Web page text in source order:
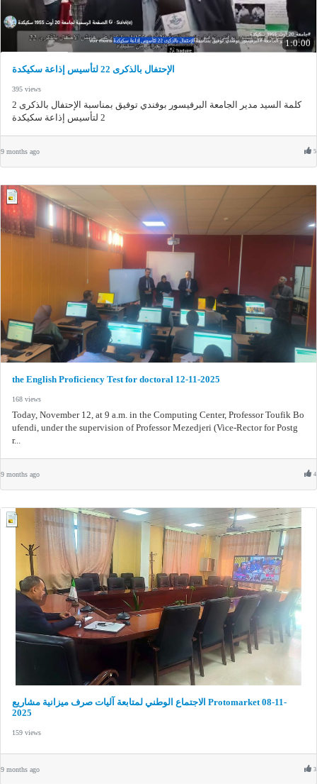
1:0:00
الإحتفال بالذكرى 22 لتأسيس إذاعة سكيكدة
395 views
كلمة السيد مدير الجامعة البرفيسور بوفندي توفيق بمناسبة الإحتفال بالذكرى 2
2 لتأسيس إذاعة سكيكدة
9 months ago 5
the English Proficiency Test for doctoral 12-11-2025
168 views
Today, November 12, at 9 a.m. in the Computing Center, Professor Toufik Bo
ufendi, under the supervision of Professor Mezedjeri (Vice-Rector for Postg
r...
9 months ago 4
الاجتماع الوطني لمتابعة آليات صرف ميزانية مشاريع Protomarket 08-11-
2025
159 views
9 months ago 3